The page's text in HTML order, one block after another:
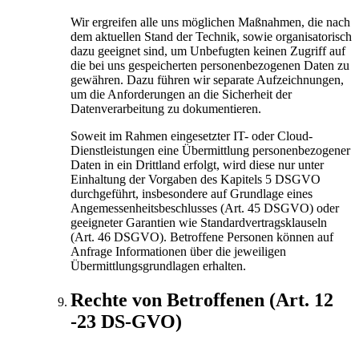
Wir ergreifen alle uns möglichen Maßnahmen, die nach
dem aktuellen Stand der Technik, sowie organisatorisch
dazu geeignet sind, um Unbefugten keinen Zugriff auf
die bei uns gespeicherten personenbezogenen Daten zu
gewähren. Dazu führen wir separate Aufzeichnungen,
um die Anforderungen an die Sicherheit der
Datenverarbeitung zu dokumentieren.
Soweit im Rahmen eingesetzter IT- oder Cloud-
Dienstleistungen eine Übermittlung personenbezogener
Daten in ein Drittland erfolgt, wird diese nur unter
Einhaltung der Vorgaben des Kapitels 5 DSGVO
durchgeführt, insbesondere auf Grundlage eines
Angemessenheitsbeschlusses (Art. 45 DSGVO) oder
geeigneter Garantien wie Standardvertragsklauseln
(Art. 46 DSGVO). Betroffene Personen können auf
Anfrage Informationen über die jeweiligen
Übermittlungsgrundlagen erhalten.
Rechte von Betroffenen (Art. 12
-23 DS-GVO)